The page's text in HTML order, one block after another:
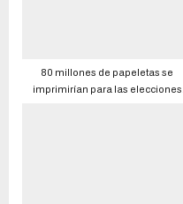
80 millones de papeletas se
imprimirían para las elecciones